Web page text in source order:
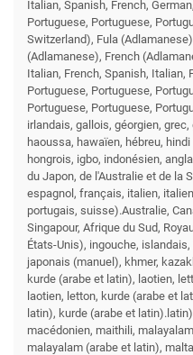
Italian, Spanish, French,
Portuguese, Portuguese,
Switzerland), Fula
(Adlamanese), French
Italian, French, Spanish, Italian,
Portuguese, Portuguese,
Portuguese, Portuguese,
irlandais, gallois, géorgien,
haoussa, hawaïen, hébreu,
hongrois, igbo, indonésien,
du Japon, de l'Australie et de la
espagnol, français, italien,
portugais, suisse).Australie,
Singapour, Afrique du Sud,
États-Unis), ingouche,
japonais (manuel), khmer,
kurde (arabe et latin), laotien,
laotien, letton, kurde (arabe et
latin), kurde (arabe et
macédonien, maithili,
malayalam (arabe et latin),